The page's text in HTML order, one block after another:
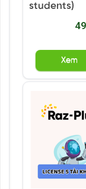
students)
Xem